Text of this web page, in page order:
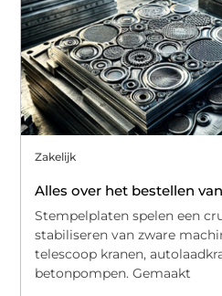
Zakelijk
Alles over het bestellen
Stempelplaten spelen een
stabiliseren van zware
telescoop kranen,
betonpompen. Gemaakt